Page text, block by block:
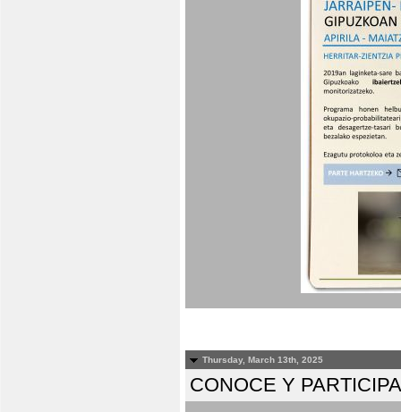
Thursday, March 13th, 2025
CONOCE Y